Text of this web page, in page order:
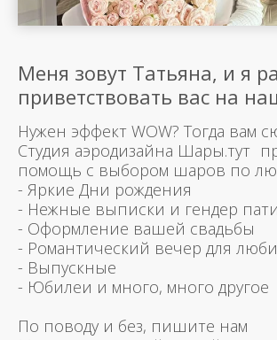
Меня зовут Татьяна, и я
приветствовать вас на
Нужен эффект WOW? Тогда вам
Студия аэродизайна Шары.тут
помощь с выбором шаров по
- Яркие Дни рождения
- Нежные выписки и гендер пати
- Оформление вашей свадьбы
- Романтический вечер для
- Выпускные
- Юбилеи и много, много другое
По поводу и без, пишите нам